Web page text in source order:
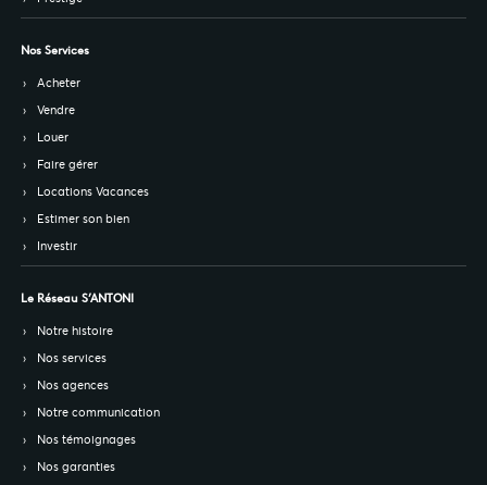
Nos Services
Acheter
Vendre
Louer
Faire gérer
Locations Vacances
Estimer son bien
Investir
Le Réseau S’ANTONI
Notre histoire
Nos services
Nos agences
Notre communication
Nos témoignages
Nos garanties